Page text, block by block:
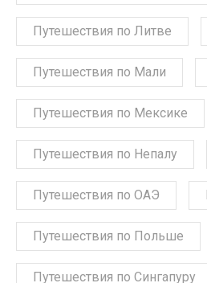
Путешествия по Литве
Путешествия по Мали
Путешествия по Мексике
Путешествия по Непалу
Путешествия по ОАЭ
Путешествия по Польше
Путешествия по Сингапуру